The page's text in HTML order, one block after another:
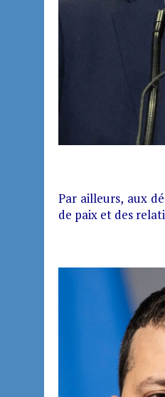
Par ailleurs, aux
de paix et des